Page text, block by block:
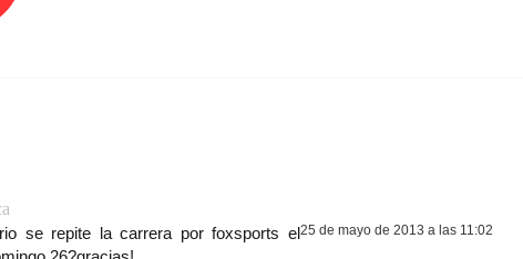
25 de mayo de 2013 a las 11:02
se repite la carrera por foxsports el